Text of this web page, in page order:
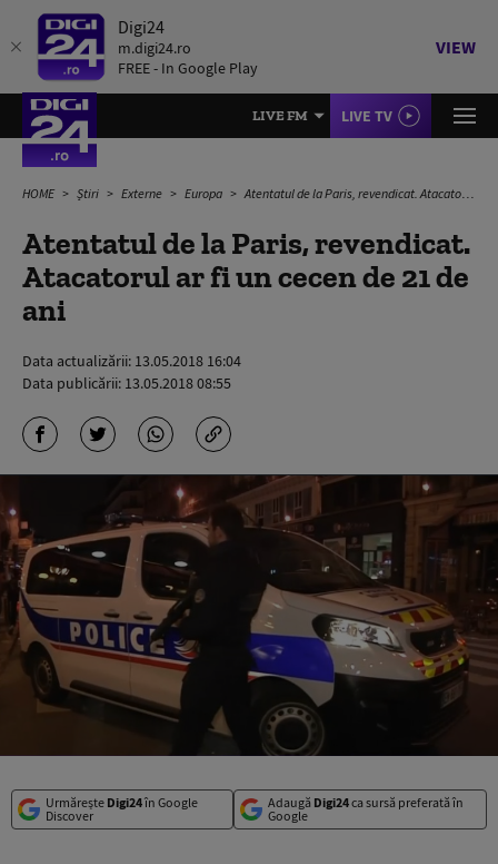
Digi24
m.digi24.ro
FREE - In Google Play
VIEW
LIVE FM LIVE TV
HOME Știri Externe Europa Atentatul de la Paris, revendicat. Atacatorul ar fi un cecen de 21 de ani
Atentatul de la Paris, revendicat.
Atacatorul ar fi un cecen de 21 de
ani
Data actualizării: 13.05.2018 16:04
Data publicării: 13.05.2018 08:55
Urmărește Digi24în Google
Discover
Adaugă Digi24ca sursă preferată în
Google